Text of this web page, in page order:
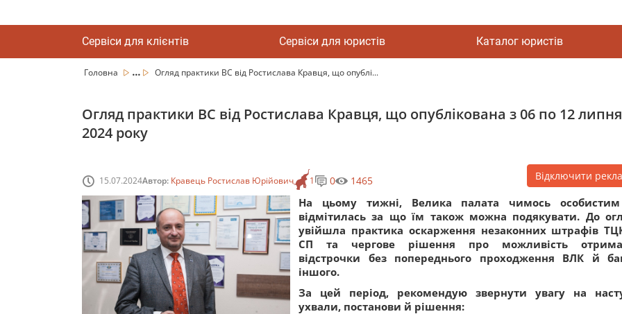
Сервіси для клієнтів Сервіси для юристів Каталог юристів
Головна ... Огляд практики ВС від Ростислава Кравця, що опублі...
Огляд практики ВС від Ростислава Кравця, що опублікована з 06 по 12 липня
2024 року
15.07.2024Автор: Кравець Ростислав Юрійович 1 0 1465 Відключити
На цьому тижні, Велика палата чимось
відмітилась за що їм також можна подякувати. До
увійшла практика оскарження незаконних штрафів
СП та чергове рішення про можливість
відстрочки без попереднього проходження ВЛК й
іншого.
За цей період, рекомендую звернути увагу на
ухвали, постанови й рішення: